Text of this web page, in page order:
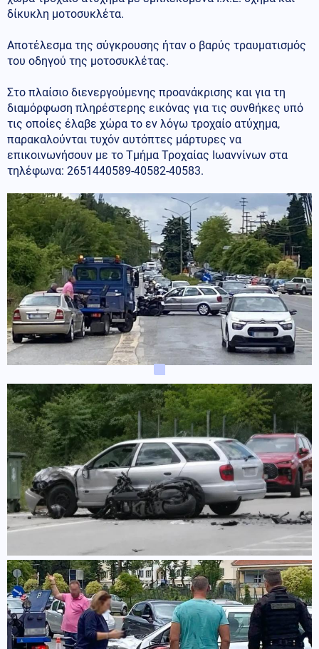
δίκυκλη μοτοσυκλέτα.
Αποτέλεσμα της σύγκρουσης ήταν ο βαρύς τραυματισμός
του οδηγού της μοτοσυκλέτας.
Στο πλαίσιο διενεργούμενης προανάκρισης και για τη
διαμόρφωση πληρέστερης εικόνας για τις συνθήκες υπό
τις οποίες έλαβε χώρα το εν λόγω τροχαίο ατύχημα,
παρακαλούνται τυχόν αυτόπτες μάρτυρες να
επικοινωνήσουν με το Τμήμα Τροχαίας Ιωαννίνων στα
τηλέφωνα: 2651440589-40582-40583.